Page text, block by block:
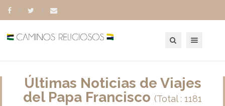
Últimas Noticias de Viajes
del Papa Francisco (Total : 1181